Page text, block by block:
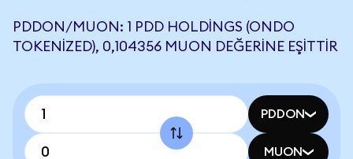
PDDON/MUON: 1 PDD HOLDINGS (ONDO
TOKENIZED), 0,104356 MUON DEĞERINE EŞITTIR
PDDON
MUON